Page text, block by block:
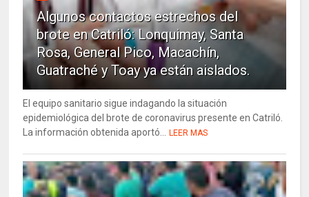
Algunos contactos estrechos del
brote en Catriló: Lonquimay, Santa
Rosa, General Pico, Macachín,
Guatraché y Toay ya están aislados.
El equipo sanitario sigue indagando la situación
epidemiológica del brote de coronavirus presente en Catriló.
La información obtenida aportó... LEER MAS